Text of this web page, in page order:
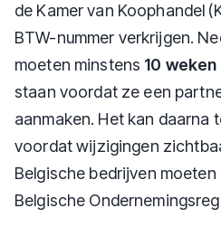
de Kamer van Koophandel
BTW-nummer verkrijgen.
moeten minstens 10 weken
staan voordat ze een
aanmaken. Het kan daarna
voordat wijzigingen
Belgische bedrijven
Belgische